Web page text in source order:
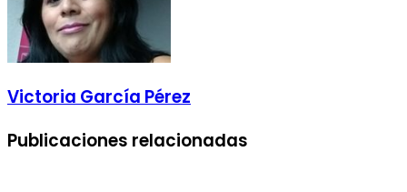
Victoria García Pérez
Publicaciones relacionadas